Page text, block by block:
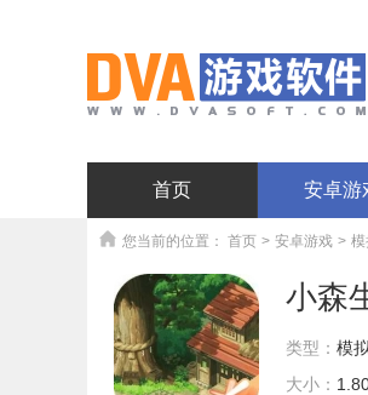
首页 安卓游
您当前的位置： 首页 > 安卓游戏 >
小森
类型： 模
大小：